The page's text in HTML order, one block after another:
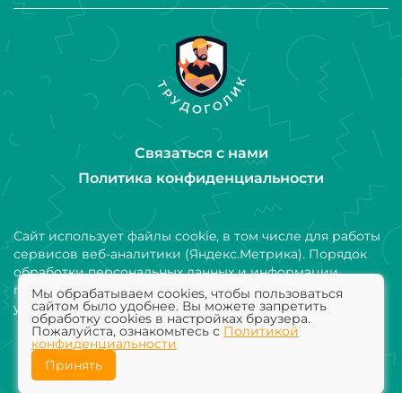
Связаться с нами
Политика конфиденциальности
Сайт использует файлы cookie, в том числе для работы
сервисов веб-аналитики (Яндекс.Метрика). Порядок
обработки персональных данных и информации,
получаемой с использованием файлов cookie,
установлен Политикой конфиденциальности
Добавить компанию
Мы обрабатываем cookies, чтобы пользоваться
сайтом было удобнее. Вы можете запретить
обработку cookies в настройках браузера.
Пожалуйста, ознакомьтесь с Политикой
конфиденциальности
Принять